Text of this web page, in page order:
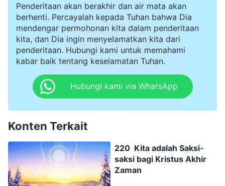
Penderitaan akan berakhir dan air mata akan
berhenti. Percayalah kepada Tuhan bahwa Dia
mendengar permohonan kita dalam penderitaan
kita, dan Dia ingin menyelamatkan kita dari
penderitaan. Hubungi kami untuk memahami
kabar baik tentang keselamatan Tuhan.
Hubungi kami via WhatsApp
Konten Terkait
220 Kita adalah Saksi-
saksi bagi Kristus Akhir
Zaman